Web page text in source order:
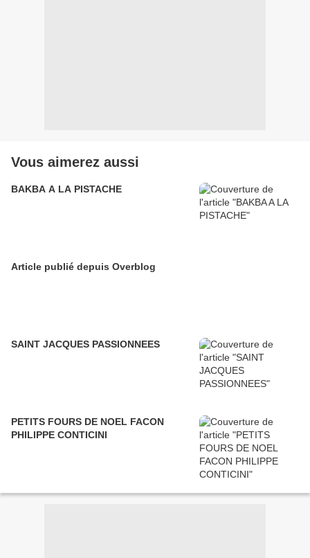
Vous aimerez aussi
BAKBA A LA PISTACHE
Article publié depuis Overblog
SAINT JACQUES PASSIONNEES
PETITS FOURS DE NOEL FACON
PHILIPPE CONTICINI